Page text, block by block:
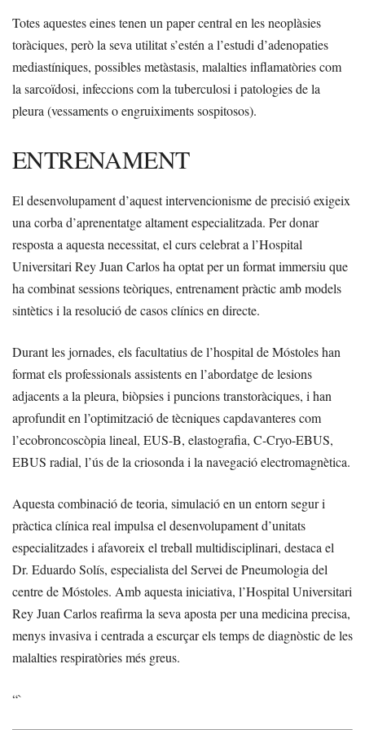
Totes aquestes eines tenen un paper central en les neoplàsies
toràciques, però la seva utilitat s’estén a l’estudi d’adenopaties
mediastíniques, possibles metàstasis, malalties inflamatòries com
la sarcoïdosi, infeccions com la tuberculosi i patologies de la
pleura (vessaments o engruiximents sospitosos).
ENTRENAMENT
El desenvolupament d’aquest intervencionisme de precisió exigeix
una corba d’aprenentatge altament especialitzada. Per donar
resposta a aquesta necessitat, el curs celebrat a l’Hospital
Universitari Rey Juan Carlos ha optat per un format immersiu que
ha combinat sessions teòriques, entrenament pràctic amb models
sintètics i la resolució de casos clínics en directe.
Durant les jornades, els facultatius de l’hospital de Móstoles han
format els professionals assistents en l’abordatge de lesions
adjacents a la pleura, biòpsies i puncions transtoràciques, i han
aprofundit en l’optimització de tècniques capdavanteres com
l’ecobroncoscòpia lineal, EUS-B, elastografia, C-Cryo-EBUS,
EBUS radial, l’ús de la criosonda i la navegació electromagnètica.
Aquesta combinació de teoria, simulació en un entorn segur i
pràctica clínica real impulsa el desenvolupament d’unitats
especialitzades i afavoreix el treball multidisciplinari, destaca el
Dr. Eduardo Solís, especialista del Servei de Pneumologia del
centre de Móstoles. Amb aquesta iniciativa, l’Hospital Universitari
Rey Juan Carlos reafirma la seva aposta per una medicina precisa,
menys invasiva i centrada a escurçar els temps de diagnòstic de les
malalties respiratòries més greus.
“`